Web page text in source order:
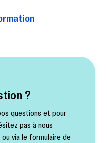
?
questions et pour
pas à nous
via le formulaire de